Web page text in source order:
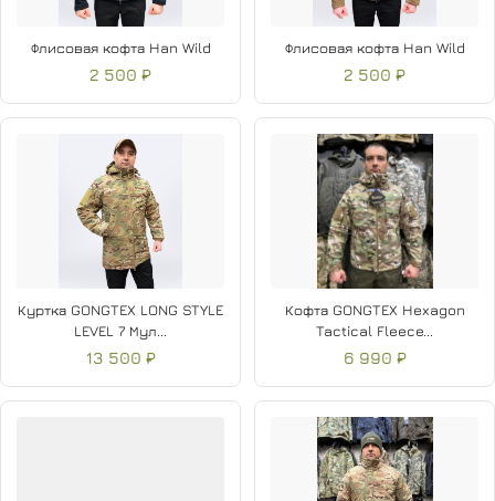
Флисовая кофта Han Wild
2 500 ₽
Флисовая кофта Han Wild
2 500 ₽
Куртка GONGTEX LONG STYLE
LEVEL 7 Мул...
13 500 ₽
Кофта GONGTEX Hexagon
Tactical Fleece...
6 990 ₽